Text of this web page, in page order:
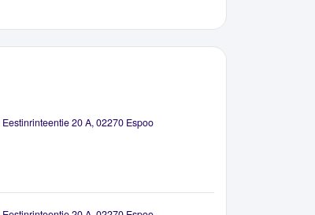
Eestinrinteentie 20 A, 02270 Espoo